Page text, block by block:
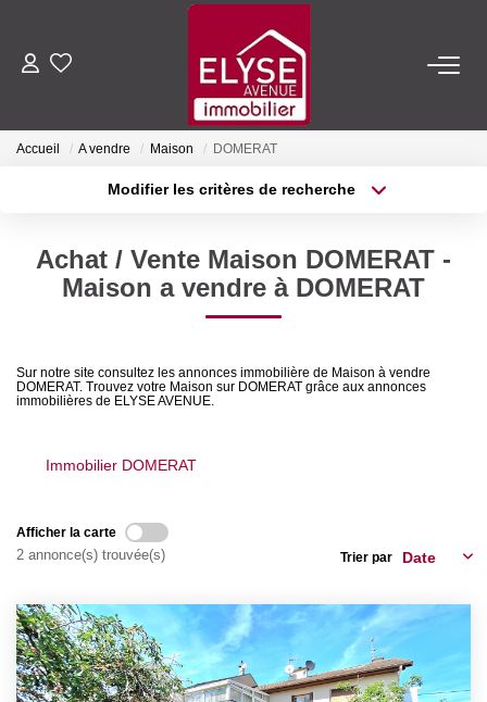
ACHETER
NOTRE AGENCE
Nous Rejoindre
Accueil A vendre Maison DOMERAT
Modifier les critères de recherche
Sélectionnez...
Type de bien
Surface min
Créer une alerte
Achat / Vente Maison DOMERAT -
Maison a vendre à DOMERAT
Sur notre site consultez les annonces immobilière de Maison à vendre
DOMERAT. Trouvez votre Maison sur DOMERAT grâce aux annonces
immobilières de ELYSE AVENUE.
Immobilier DOMERAT
Afficher la carte
2 annonce(s) trouvée(s) Trier par